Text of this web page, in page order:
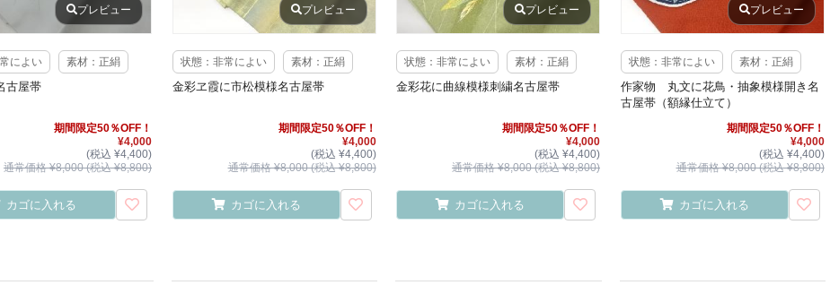
プレビュー
によい 素材：正絹
古屋帯
期間限定50％OFF！
¥4,000
(税込 ¥4,400)
通常価格 ¥8,000 (税込 ¥8,800)
カゴに入れる
プレビュー
状態：非常によい 素材：正絹
金彩ヱ霞に市松模様名古屋帯
期間限定50％OFF！
¥4,000
(税込 ¥4,400)
通常価格 ¥8,000 (税込 ¥8,800)
カゴに入れる
プレビュー
状態：非常によい 素材：正絹
金彩花に曲線模様刺繍名古屋帯
期間限定50％OFF！
¥4,000
(税込 ¥4,400)
通常価格 ¥8,000 (税込 ¥8,800)
カゴに入れる
プレビュー
状態：非常によい 素材：正絹
作家物 丸文に花鳥・抽象模様開き名
古屋帯（額縁仕立て）
期間限定50％OFF！
¥4,000
(税込 ¥4,400)
通常価格 ¥8,000 (税込 ¥8,800)
カゴに入れる